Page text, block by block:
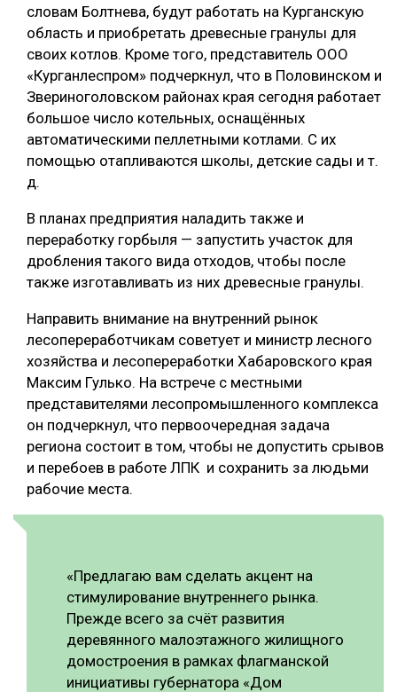
словам Болтнева, будут работать на Курганскую
область и приобретать древесные гранулы для
своих котлов. Кроме того, представитель ООО
«Курганлеспром» подчеркнул, что в Половинском и
Звериноголовском районах края сегодня работает
большое число котельных, оснащённых
автоматическими пеллетными котлами. С их
помощью отапливаются школы, детские сады и т.
д.
В планах предприятия наладить также и
переработку горбыля — запустить участок для
дробления такого вида отходов, чтобы после
также изготавливать из них древесные гранулы.
Направить внимание на внутренний рынок
лесопереработчикам советует и министр лесного
хозяйства и лесопереработки Хабаровского края
Максим Гулько. На встрече с местными
представителями лесопромышленного комплекса
он подчеркнул, что первоочередная задача
региона состоит в том, чтобы не допустить срывов
и перебоев в работе ЛПК и сохранить за людьми
рабочие места.
«Предлагаю вам сделать акцент на
стимулирование внутреннего рынка.
Прежде всего за счёт развития
деревянного малоэтажного жилищного
домостроения в рамках флагманской
инициативы губернатора «Дом